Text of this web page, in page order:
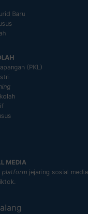
Baru
(PKL)
MEDIA
platform jejaring sosial